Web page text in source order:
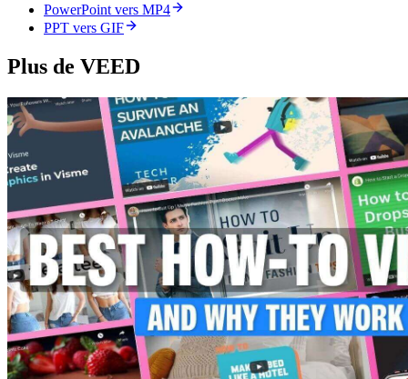
PowerPoint vers MP4
PPT vers GIF
Plus de VEED